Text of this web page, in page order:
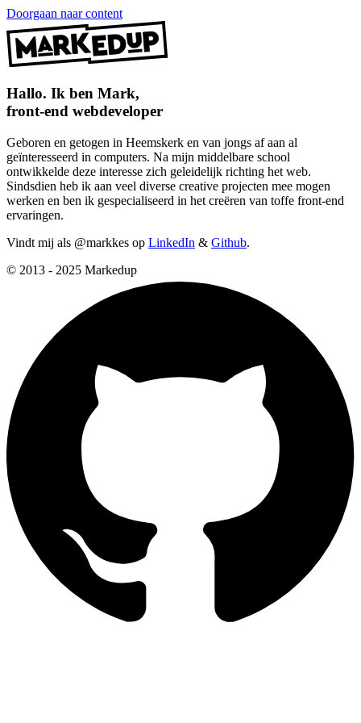
Doorgaan naar content
Hallo. Ik ben Mark,
front-end webdeveloper
Geboren en getogen in Heemskerk en van jongs af aan al
geïnteresseerd in computers. Na mijn middelbare school
ontwikkelde deze interesse zich geleidelijk richting het web.
Sindsdien heb ik aan veel diverse creative projecten mee mogen
werken en ben ik gespecialiseerd in het creëren van toffe front-end
ervaringen.
Vindt mij als @markkes op LinkedIn & Github.
© 2013 - 2025 Markedup